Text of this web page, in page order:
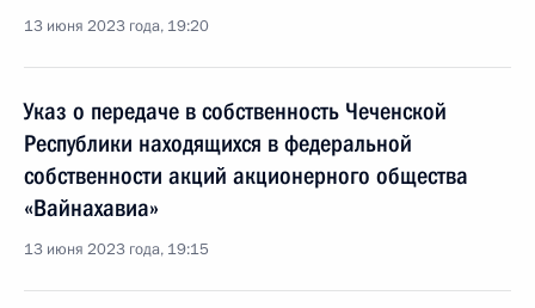
13 июня 2023 года, 19:20
Указ о передаче в собственность Чеченской
Республики находящихся в федеральной
собственности акций акционерного общества
«Вайнахавиа»
13 июня 2023 года, 19:15